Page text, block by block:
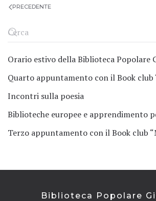
PRECEDENTE
Orario estivo della Biblioteca Popolare
Quarto appuntamento con il Book club
Incontri sulla poesia
Biblioteche europee e apprendimento
Terzo appuntamento con il Book club
Biblioteca Popolare